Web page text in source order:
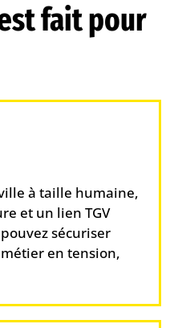
fait pour
à taille humaine,
et un lien TGV
sécuriser
en tension,